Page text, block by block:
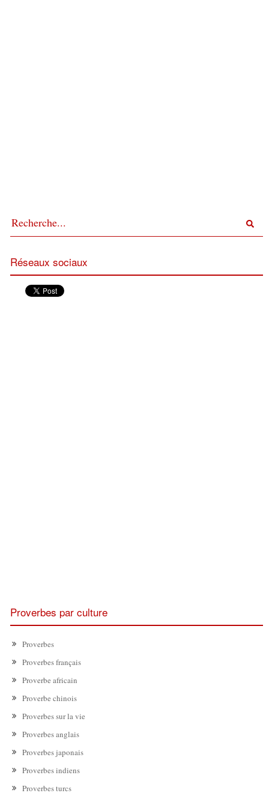
Réseaux sociaux
Proverbes par culture
Proverbes
Proverbes français
Proverbe africain
Proverbe chinois
Proverbes sur la vie
Proverbes anglais
Proverbes japonais
Proverbes indiens
Proverbes turcs